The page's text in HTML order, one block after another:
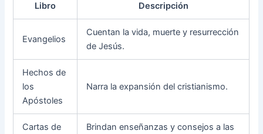
Libro Descripción
Evangelios
Cuentan la vida, muerte y resurrección
de Jesús.
Hechos de
los
Apóstoles
Narra la expansión del cristianismo.
Cartas de
Brindan enseñanzas y consejos a las